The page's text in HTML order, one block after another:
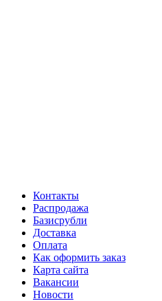
Контакты
Распродажа
Базисрубли
Доставка
Оплата
Как оформить заказ
Карта сайта
Вакансии
Новости